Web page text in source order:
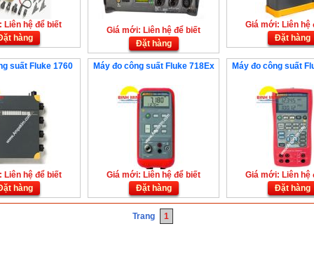
Liên hệ để biết
hàng
Giá mới: Liên hệ để biết
Đặt hàng
Giá mới: Liên hệ
Đặt hàng
suất Fluke 1760
Liên hệ để biết
hàng
Máy đo công suất Fluke 718Ex
Giá mới: Liên hệ để biết
Đặt hàng
Máy đo công suất
Giá mới: Liên hệ
Đặt hàng
Trang 1